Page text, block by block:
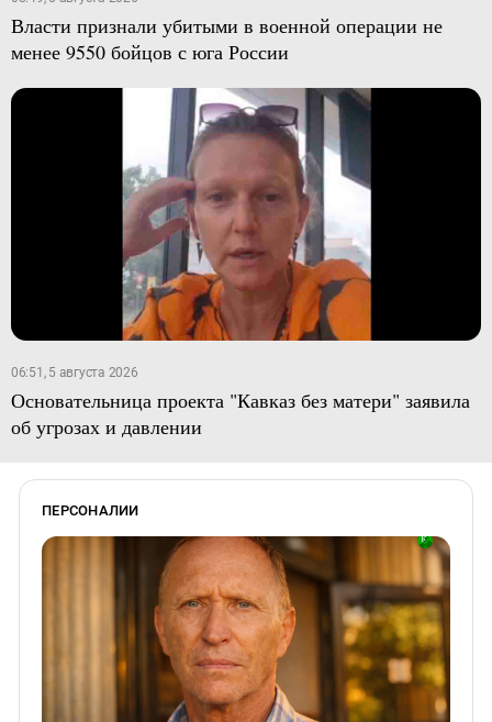
Власти признали убитыми в военной операции не
менее 9550 бойцов с юга России
06:51, 5 августа 2026
Основательница проекта "Кавказ без матери" заявила
об угрозах и давлении
ПЕРСОНАЛИИ